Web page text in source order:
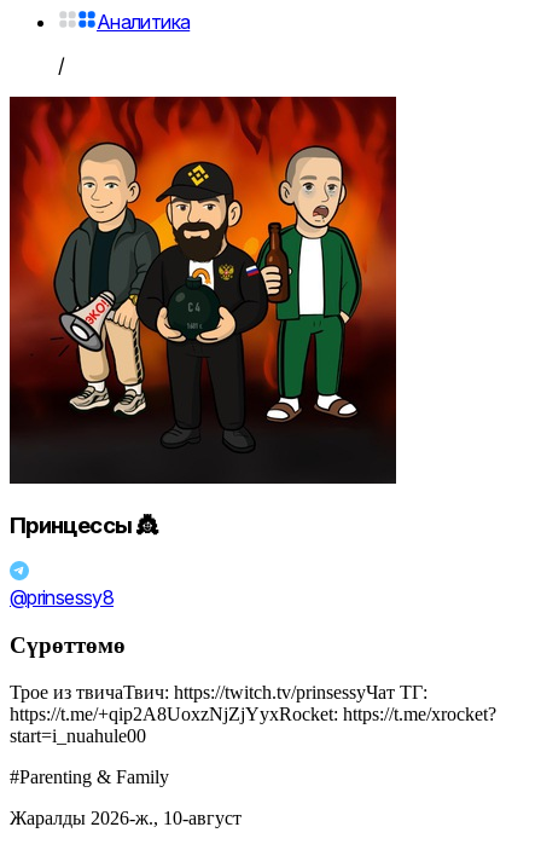
Аналитика
/
Принцессы 👸
@prinsessy8
Сүрөттөмө
Трое из твичаТвич: https://twitch.tv/prinsessyЧат ТГ:
https://t.me/+qip2A8UoxzNjZjYyxRocket: https://t.me/xrocket?
start=i_nuahule00
#Parenting & Family
Жаралды 2026-ж., 10-август